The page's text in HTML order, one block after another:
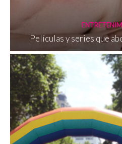
Películas y series que